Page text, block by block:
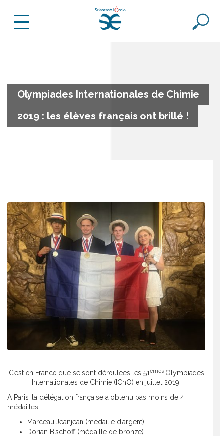
Olympiades Internationales de Chimie
2019 : les élèves français ont brillé !
C’est en France que se sont déroulées les 51èmesOlympiades
Internationales de Chimie (IChO) en juillet 2019.
A Paris, la délégation française a obtenu pas moins de 4
médailles :
Marceau Jeanjean (médaille d’argent)
Dorian Bischoff (médaille de bronze)